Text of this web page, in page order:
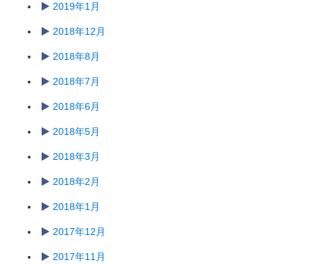
2019年1月
2018年12月
2018年8月
2018年7月
2018年6月
2018年5月
2018年3月
2018年2月
2018年1月
2017年12月
2017年11月